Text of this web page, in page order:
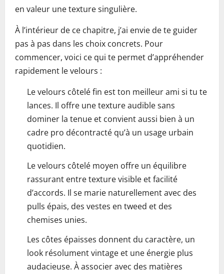
en valeur une texture singulière.
À l’intérieur de ce chapitre, j’ai envie de te guider
pas à pas dans les choix concrets. Pour
commencer, voici ce qui te permet d’appréhender
rapidement le velours :
Le velours côtelé fin est ton meilleur ami si tu te
lances. Il offre une texture audible sans
dominer la tenue et convient aussi bien à un
cadre pro décontracté qu’à un usage urbain
quotidien.
Le velours côtelé moyen offre un équilibre
rassurant entre texture visible et facilité
d’accords. Il se marie naturellement avec des
pulls épais, des vestes en tweed et des
chemises unies.
Les côtes épaisses donnent du caractère, un
look résolument vintage et une énergie plus
audacieuse. À associer avec des matières